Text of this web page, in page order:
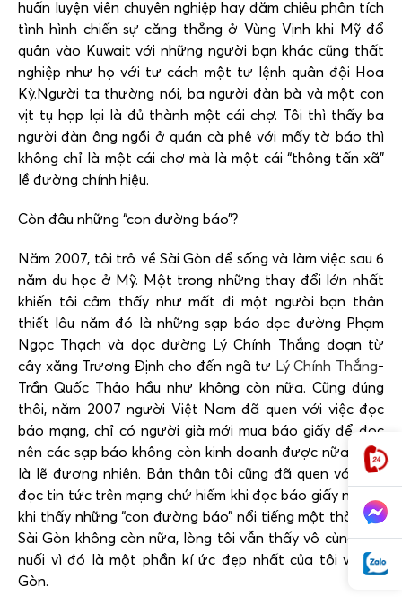
huấn luyện viên chuyên nghiệp hay đăm chiêu phân tích
tình hình chiến sự căng thẳng ở Vùng Vịnh khi Mỹ đổ
quân vào Kuwait với những người bạn khác cũng thất
nghiệp như họ với tư cách một tư lệnh quân đội Hoa
Kỳ.Người ta thường nói, ba người đàn bà và một con
vịt tụ họp lại là đủ thành một cái chợ. Tôi thì thấy ba
người đàn ông ngồi ở quán cà phê với mấy tờ báo thì
không chỉ là một cái chợ mà là một cái “thông tấn xã”
lề đường chính hiệu.
Còn đâu những “con đường báo”?
Năm 2007, tôi trở về Sài Gòn để sống và làm việc sau 6
năm du học ở Mỹ. Một trong những thay đổi lớn nhất
khiến tôi cảm thấy như mất đi một người bạn thân
thiết lâu năm đó là những sạp báo dọc đường Phạm
Ngọc Thạch và dọc đường Lý Chính Thắng đoạn từ
cây xăng Trương Định cho đến ngã tư Lý Chính Thắng-
Trần Quốc Thảo hầu như không còn nữa. Cũng đúng
thôi, năm 2007 người Việt Nam đã quen với việc đọc
báo mạng, chỉ có người già mới mua báo giấy để đọc
nên các sạp báo không còn kinh doanh được nữa cũng
là lẽ đương nhiên. Bản thân tôi cũng đã quen với việc
đọc tin tức trên mạng chứ hiếm khi đọc báo giấy nhưng
khi thấy những “con đường báo” nổi tiếng một thời của
Sài Gòn không còn nữa, lòng tôi vẫn thấy vô cùng tiếc
nuối vì đó là một phần kí ức đẹp nhất của tôi về Sài
Gòn.